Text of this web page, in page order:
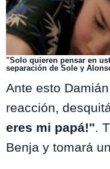
"Solo quieren pensar en
separación de Sole y
Ante esto
reacción,
eres mi papá!" .
Benja y tomará